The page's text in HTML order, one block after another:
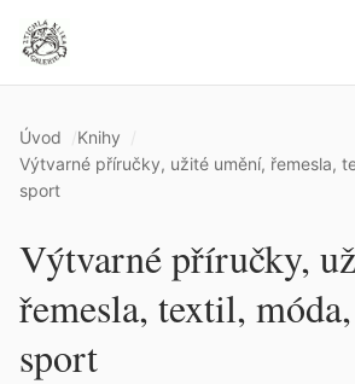
Úvod
Knihy
Výtvarné příručky, užité umění, řemesla,
sport
Výtvarné příručky,
řemesla, textil,
sport